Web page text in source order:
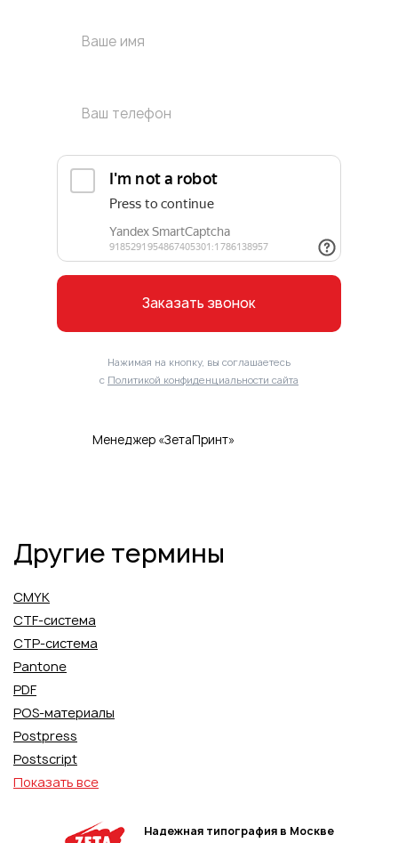
Менеджер «ЗетаПринт»
Заказать звонок
Нажимая на кнопку, вы соглашаетесь
с Политикой конфиденциальности сайта
Другие термины
CMYK
CTF-система
CTP-система
Pantone
PDF
POS-материалы
Postpress
Postscript
Показать все
Надежная типография в Москве